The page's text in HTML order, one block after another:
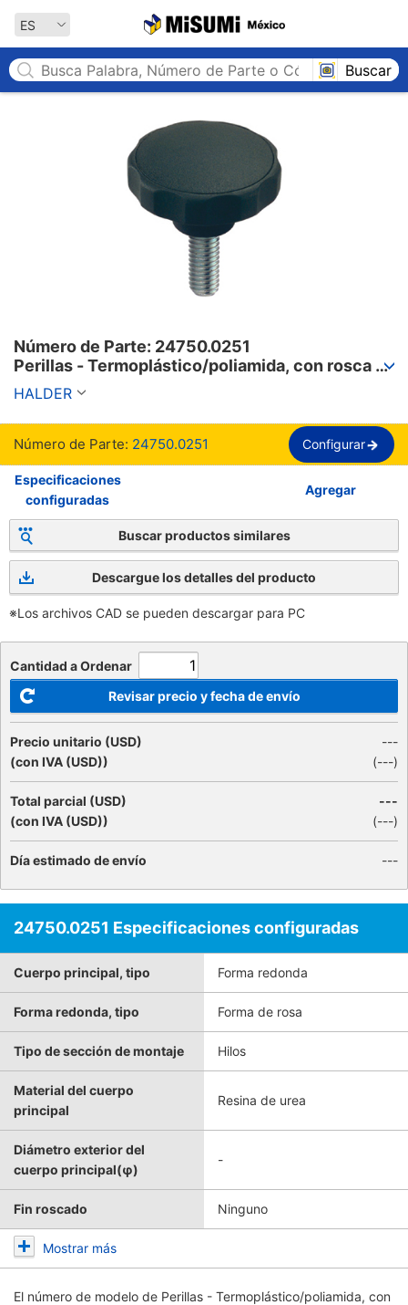
ES
Buscar
Número de Parte: 24750.0251
Perillas - Termoplástico/poliamida, con rosca
externa.
HALDER
Número de Parte: 24750.0251 Configurar
Especificaciones
configuradas
Agregar
Buscar productos similares
Descargue los detalles del producto
※Los archivos CAD se pueden descargar para PC
Cantidad a Ordenar
Revisar precio y fecha de envío
Precio unitario (USD)
(con IVA (USD))
---
(---)
Total parcial (USD)
(con IVA (USD))
---
(---)
Día estimado de envío ---
24750.0251 Especificaciones configuradas
Cuerpo principal, tipo Forma redonda
Forma redonda, tipo Forma de rosa
Tipo de sección de montaje Hilos
Material del cuerpo
principal
Resina de urea
Diámetro exterior del
cuerpo principal(φ)
-
Fin roscado Ninguno
Mostrar más
El número de modelo de Perillas - Termoplástico/poliamida, con